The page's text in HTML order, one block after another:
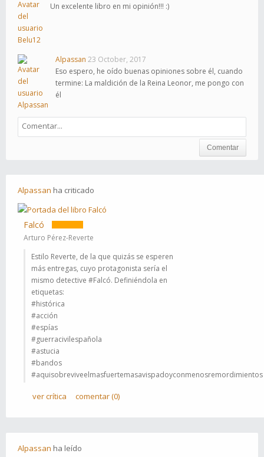
Un excelente libro en mi opinión!!! :)
Alpassan 23 October, 2017
Eso espero, he oído buenas opiniones sobre él, cuando
termine: La maldición de la Reina Leonor, me pongo con
él
Comentar
Alpassan ha criticado
Falcó
Arturo Pérez-Reverte
Estilo Reverte, de la que quizás se esperen
más entregas, cuyo protagonista sería el
mismo detective #Falcó. Definiéndola en
etiquetas:
#histórica
#acción
#espías
#guerracivilespañola
#astucia
#bandos
#aquisobreviveelmasfuertemasavispadoyconmenosremordimientos
ver crítica comentar (0)
Alpassan ha leído